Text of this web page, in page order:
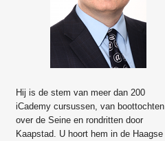
Hij is de stem van meer dan 200
iCademy cursussen, van boottochten
over de Seine en rondritten door
Kaapstad. U hoort hem in de Haagse